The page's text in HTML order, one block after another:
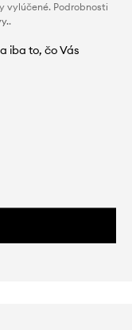
vylúčené. Podrobnosti
.
iba to, čo Vás